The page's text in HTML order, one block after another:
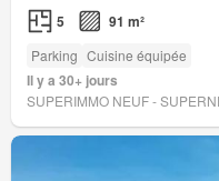
5 91 m²
Parking Cuisine équipée
Il y a 30+ jours
SUPERIMMO NEUF -